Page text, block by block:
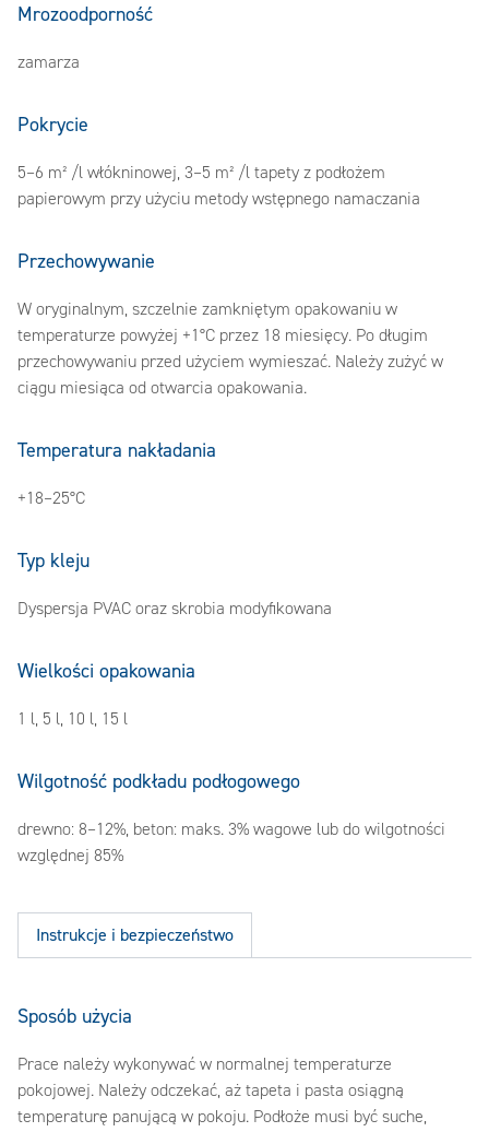
Mrozoodporność
zamarza
Pokrycie
5–6 m² /l włókninowej, 3–5 m² /l tapety z podłożem
papierowym przy użyciu metody wstępnego namaczania
Przechowywanie
W oryginalnym, szczelnie zamkniętym opakowaniu w
temperaturze powyżej +1°C przez 18 miesięcy. Po długim
przechowywaniu przed użyciem wymieszać. Należy zużyć w
ciągu miesiąca od otwarcia opakowania.
Temperatura nakładania
+18–25°C
Typ kleju
Dyspersja PVAC oraz skrobia modyfikowana
Wielkości opakowania
1 l, 5 l, 10 l, 15 l
Wilgotność podkładu podłogowego
drewno: 8–12%, beton: maks. 3% wagowe lub do wilgotności
względnej 85%
Instrukcje i bezpieczeństwo
Sposób użycia
Prace należy wykonywać w normalnej temperaturze
pokojowej. Należy odczekać, aż tapeta i pasta osiągną
temperaturę panującą w pokoju. Podłoże musi być suche,